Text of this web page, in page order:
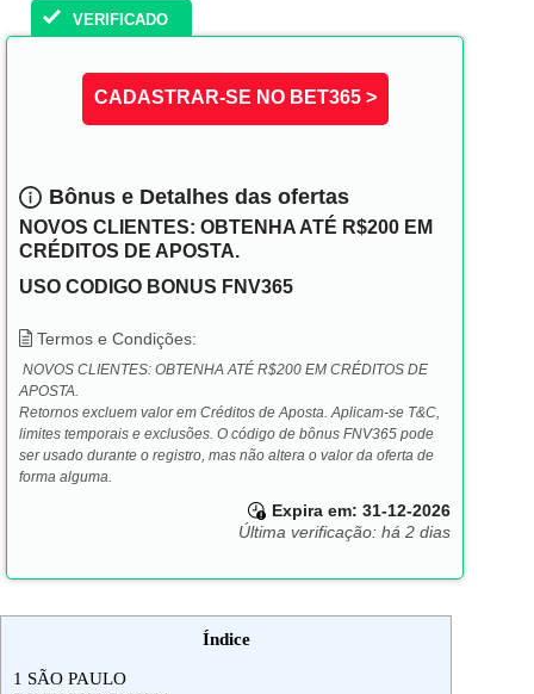
VERIFICADO
CADASTRAR-SE NO BET365 >
Bônus e Detalhes das ofertas
NOVOS CLIENTES: OBTENHA ATÉ R$200 EM
CRÉDITOS DE APOSTA.
USO CODIGO BONUS FNV365
Termos e Condições:
NOVOS CLIENTES: OBTENHA ATÉ R$200 EM CRÉDITOS DE
APOSTA.
Retornos excluem valor em Créditos de Aposta.Aplicam-se T&C,
limites temporais e exclusões. O código de bônus FNV365 pode
ser usado durante o registro, mas não altera o valor da oferta de
forma alguma.
Expira em: 31-12-2026
Última verificação: há 2 dias
Índice
1 SÃO PAULO